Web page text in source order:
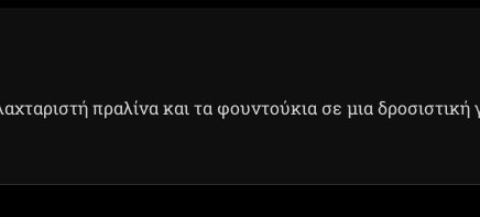
πραλίνα και τα φουντούκια σε μια δροσιστική